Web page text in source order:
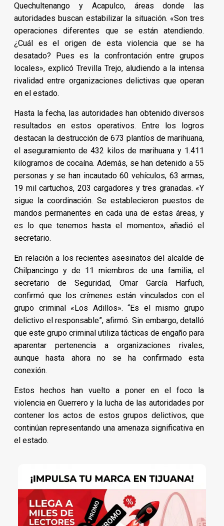
Quechultenango y Acapulco, áreas donde las
autoridades buscan estabilizar la situación. «Son tres
operaciones diferentes que se están atendiendo.
¿Cuál es el origen de esta violencia que se ha
desatado? Pues es la confrontación entre grupos
locales», explicó Trevilla Trejo, aludiendo a la intensa
rivalidad entre organizaciones delictivas que operan
en el estado.
Hasta la fecha, las autoridades han obtenido diversos
resultados en estos operativos. Entre los logros
destacan la destrucción de 673 plantíos de marihuana,
el aseguramiento de 432 kilos de marihuana y 1.411
kilogramos de cocaína. Además, se han detenido a 55
personas y se han incautado 60 vehículos, 63 armas,
19 mil cartuchos, 203 cargadores y tres granadas. «Y
sigue la coordinación. Se establecieron puestos de
mandos permanentes en cada una de estas áreas, y
es lo que tenemos hasta el momento», añadió el
secretario.
En relación a los recientes asesinatos del alcalde de
Chilpancingo y de 11 miembros de una familia, el
secretario de Seguridad, Omar García Harfuch,
confirmó que los crímenes están vinculados con el
grupo criminal «Los Adillos». “Es el mismo grupo
delictivo el responsable”, afirmó. Sin embargo, detalló
que este grupo criminal utiliza tácticas de engaño para
aparentar pertenencia a organizaciones rivales,
aunque hasta ahora no se ha confirmado esta
conexión.
Estos hechos han vuelto a poner en el foco la
violencia en Guerrero y la lucha de las autoridades por
contener los actos de estos grupos delictivos, que
continúan representando una amenaza significativa en
el estado.